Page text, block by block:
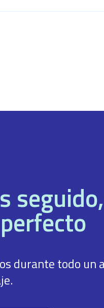
durante todo un